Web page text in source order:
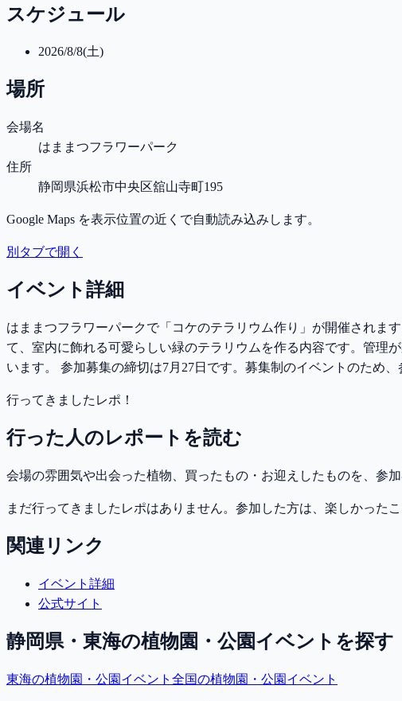
スケジュール
2026/8/8(土)
場所
会場名
はままつフラワーパーク
住所
静岡県浜松市中央区舘山寺町195
Google Maps を表示位置の近くで自動読み込みします。
別タブで開く
イベント詳細
はままつフラワーパークで「コケのテラリウム作り」が開催されま
て、室内に飾れる可愛らしい緑のテラリウムを作る内容です。管理
います。 参加募集の締切は7月27日です。募集制のイベントのため
行ってきましたレポ！
行った人のレポートを読む
会場の雰囲気や出会った植物、買ったもの・お迎えしたものを、参
まだ行ってきましたレポはありません。参加した方は、楽しかった
関連リンク
イベント詳細
公式サイト
静岡県・東海の植物園・公園イベントを探す
東海の植物園・公園イベント 全国の植物園・公園イベント